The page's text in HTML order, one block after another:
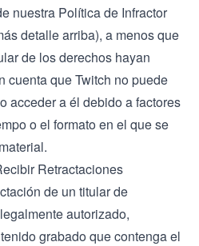
nuestra Política de Infractor
detalle arriba), a menos que
de los derechos hayan
cuenta que Twitch no puede
acceder a él debido a factores
o el formato en el que se
Retractaciones
de un titular de
autorizado,
grabado que contenga el